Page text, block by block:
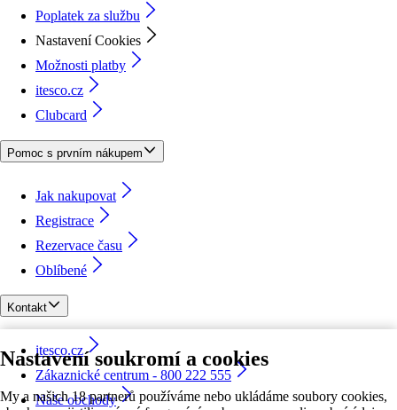
Nastavení soukromí a cookies
My a našich 18 partnerů používáme nebo ukládáme soubory cookies,
Poplatek za službu
Nastavení Cookies
Možnosti platby
itesco.cz
Clubcard
Pomoc s prvním nákupem
Jak nakupovat
Registrace
Rezervace času
Oblíbené
Kontakt
itesco.cz
Zákaznické centrum - 800 222 555
Naše obchody